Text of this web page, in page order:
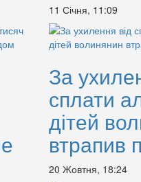
11 Січня, 11:09
За
сплати
дітей
втрапив
20 Жовтня, 18:24